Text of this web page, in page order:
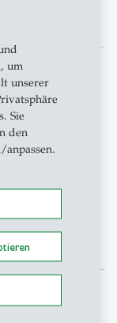
um
unserer
Sie
den